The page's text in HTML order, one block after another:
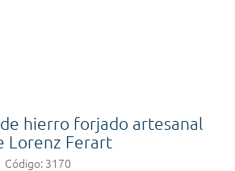
hierro forjado artesanal
Lorenz Ferart
Código: 3170